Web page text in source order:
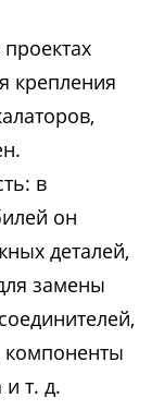
крепления
в
он
деталей,
замены
компоненты
т. д.